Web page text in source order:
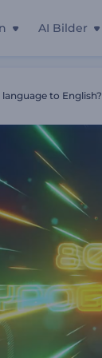
AI Bilder
to English?